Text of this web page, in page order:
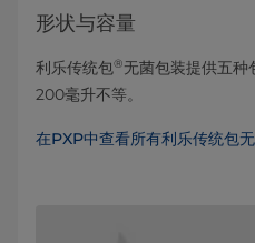
形状与容量
利乐传统包®无菌包装提供五
200毫升不等。
在PXP中查看所有利乐传统包